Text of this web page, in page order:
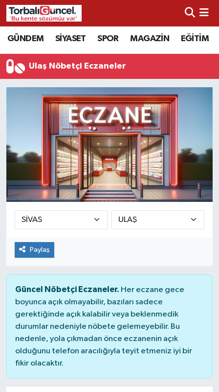
GÜNDEM SİYASET SPOR MAGAZİN EĞİTİM
Ulaş Nöbetçi Eczaneler
Paylaş
Güncel Nöbetçi Eczaneler. Her eczane gece
boyunca açık olmayabilir, bazıları sadece
gerektiğinde açık kalabilir veya beklenmedik
durumlar nedeniyle nöbete gelemeyebilir. Bu
nedenle, yola çıkmadan önce eczanenin açık
olduğunu telefon aracılığıyla teyit etmeniz iyi bir
fikir olacaktır.
İzmir Nöbetçi Eczaneler
İzmir Hava Durumu
İzmir Namaz Vakitleri
İzmir Trafik Yoğunluk Haritası
Süper Lig Puan Durumu ve Fikstür
Tüm Manşetler
Son Dakika Haberleri
Haber Arşivi